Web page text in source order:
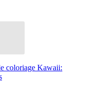
coloriage Kawaii: